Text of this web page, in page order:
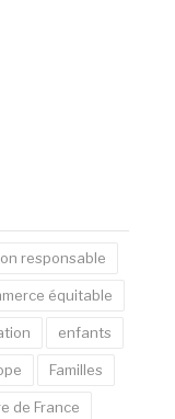
responsable
équitable
enfants
Familles
de France